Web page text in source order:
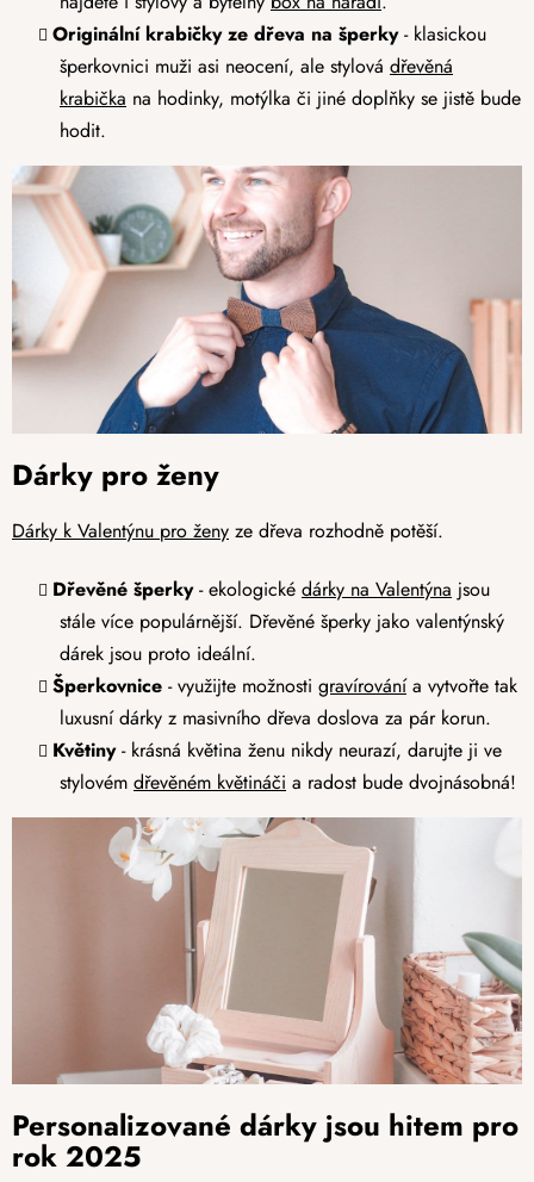
Originální krabičky ze dřeva na šperky- klasickou
šperkovnici muži asi neocení, ale stylová dřevěná
krabička na hodinky, motýlka či jiné doplňky se jistě bude
hodit.
Dárky pro ženy
Dárky k Valentýnu pro ženy ze dřeva rozhodně potěší.
Dřevěné šperky- ekologické dárky na Valentýna jsou
stále více populárnější. Dřevěné šperky jako valentýnský
dárek jsou proto ideální.
Šperkovnice - využijte možnosti gravírovánía vytvořte tak
luxusní dárky z masivního dřeva doslova za pár korun.
Květiny- krásná květina ženu nikdy neurazí, darujte ji ve
stylovém dřevěném květináči a radost bude dvojnásobná!
Personalizované dárky jsou hitem pro
rok 2025